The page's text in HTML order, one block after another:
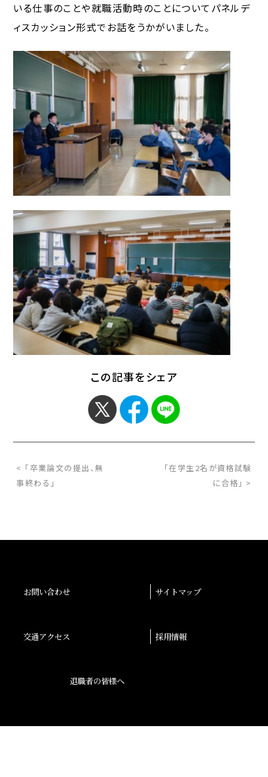
いる仕事のことや就職活動時のことについてパネルデ
ィスカッション形式でお話をうかがいました。
この記事をシェア
< 「卒業論文の提出、無
事終わる」
「在学生2名が資格試験
に合格」 >
お問い合わせ サイトマップ
交通アクセス 採用情報
退職者の皆様へ